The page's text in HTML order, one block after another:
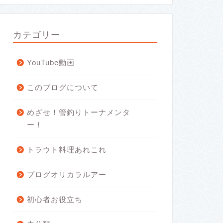
カテゴリー
YouTube動画
このブログについて
めざせ！管釣りトーナメンタ
ー！
トラウト料理あれこれ
ブログオリカラルアー
初心者お役立ち